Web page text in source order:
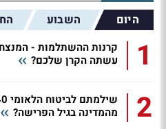
היום השבוע
1
קרנות ההשתלמות -
עשתה הקרן שלכם?
2
מהמדינה בגיל הפרישה?